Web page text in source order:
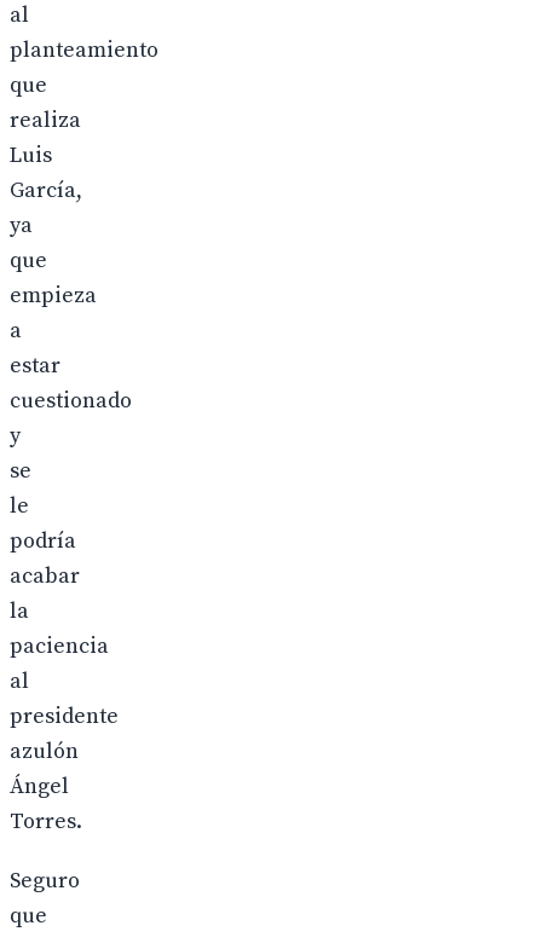
al
planteamiento
que
realiza
Luis
García,
ya
que
empieza
a
estar
cuestionado
y
se
le
podría
acabar
la
paciencia
al
presidente
azulón
Ángel
Torres.
Seguro
que